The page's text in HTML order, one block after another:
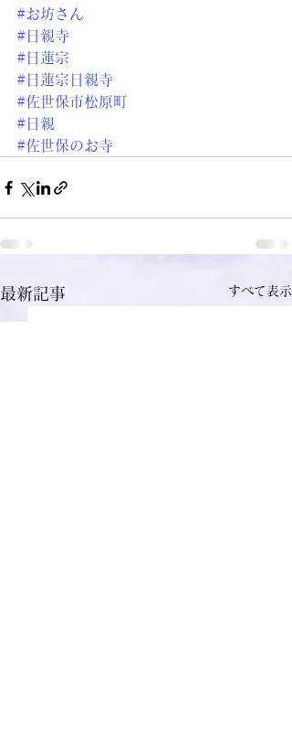
#お坊さん
#日親寺
#日蓮宗
#日蓮宗日親寺
#佐世保市松原町
#日親
#佐世保のお寺
最新記事 すべて表示